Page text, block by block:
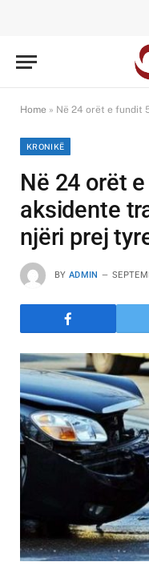
Home » Në 24 orët e fundit 51
KRONIKË
Në 24 orët
aksidente
njëri prej
BY ADMIN